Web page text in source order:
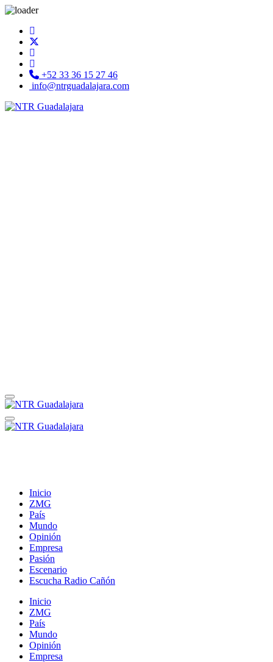
+52 33 36 15 27 46
info@ntrguadalajara.com
Inicio
ZMG
País
Mundo
Opinión
Empresa
Pasión
Escenario
Escucha Radio Cañón
Inicio
ZMG
País
Mundo
Opinión
Empresa